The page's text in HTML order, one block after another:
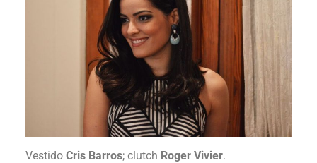
Vestido Cris Barros; clutch Roger Vivier.